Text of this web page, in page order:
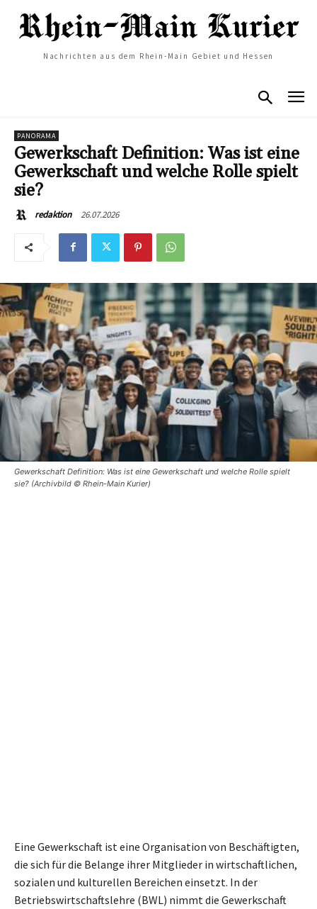
Nachrichten aus dem Rhein-Main Gebiet und Hessen
PANORAMA
Gewerkschaft Definition: Was ist eine
Gewerkschaft und welche Rolle spielt
sie?
redaktion 26.07.2026
Gewerkschaft Definition: Was ist eine Gewerkschaft und welche Rolle spielt
sie? (Archivbild © Rhein-Main Kurier)
Eine Gewerkschaft ist eine Organisation von Beschäftigten,
die sich für die Belange ihrer Mitglieder in wirtschaftlichen,
sozialen und kulturellen Bereichen einsetzt. In der
Betriebswirtschaftslehre (BWL) nimmt die Gewerkschaft